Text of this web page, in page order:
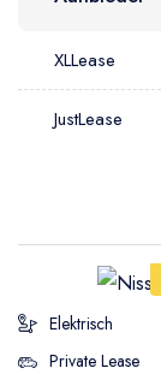
XLLease
JustLease
Elektrisch
Private Lease